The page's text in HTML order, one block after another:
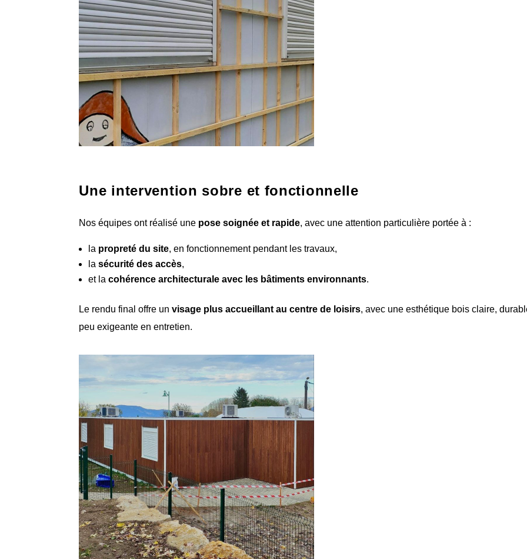
Une intervention sobre et fonctionnelle
Nos équipes ont réalisé une pose soignée et rapide, avec une attention particulière portée à :
la propreté du site, en fonctionnement pendant les travaux,
lasécurité des accès,
et lacohérence architecturale avec les bâtiments environnants.
Le rendu final offre unvisage plus accueillant au centre de loisirs, avec une esthétique bois claire,
peu exigeante en entretien.